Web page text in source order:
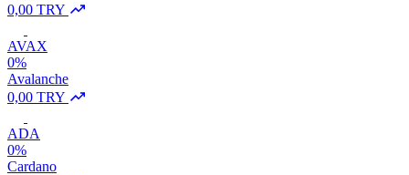
0,00 TRY
AVAX
0%
Avalanche
0,00 TRY
ADA
0%
Cardano